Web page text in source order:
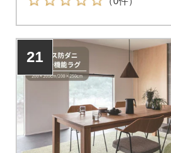
21